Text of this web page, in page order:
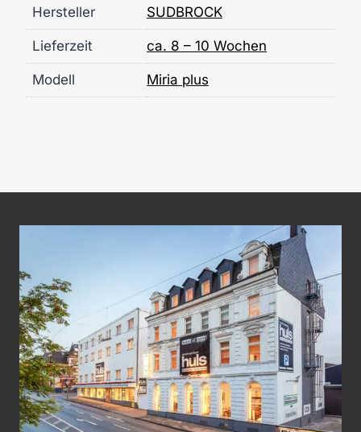
Hersteller SUDBROCK
Lieferzeit ca. 8 – 10 Wochen
Modell Miria plus